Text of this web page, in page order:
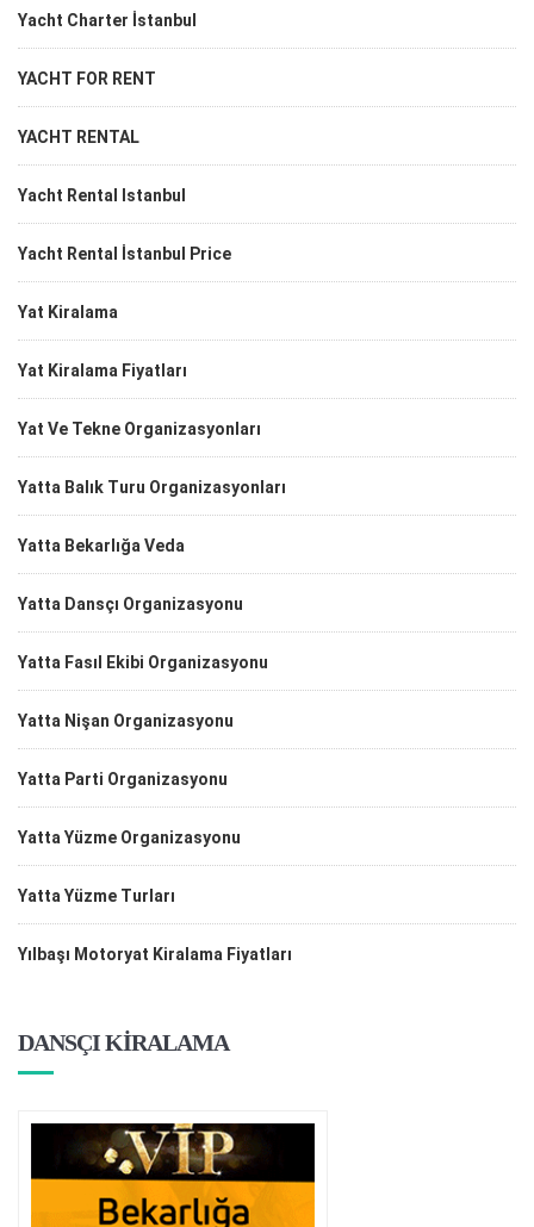
Yacht Charter İstanbul
YACHT FOR RENT
YACHT RENTAL
Yacht Rental Istanbul
Yacht Rental İstanbul Price
Yat Kiralama
Yat Kiralama Fiyatları
Yat Ve Tekne Organizasyonları
Yatta Balık Turu Organizasyonları
Yatta Bekarlığa Veda
Yatta Dansçı Organizasyonu
Yatta Fasıl Ekibi Organizasyonu
Yatta Nişan Organizasyonu
Yatta Parti Organizasyonu
Yatta Yüzme Organizasyonu
Yatta Yüzme Turları
Yılbaşı Motoryat Kiralama Fiyatları
DANSÇI KİRALAMA